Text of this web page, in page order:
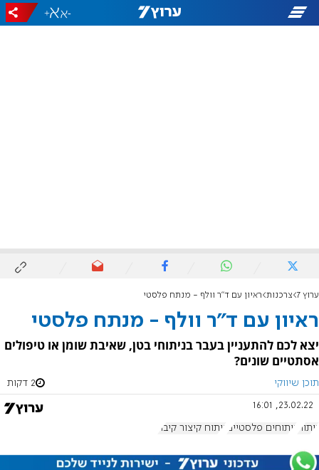
-
+
ערוץ 7 צרכנות ראיון עם ד"ר וולף - מנתח פלסטי
ראיון עם ד"ר וולף - מנתח פלסטי
יצא לכם להתעניין בעבר בניתוחי בטן, שאיבת שומן או טיפולים
אסתטיים שונים?
תוכן שיווקי 2 דקות
23.02.22, 16:01
ניתוח ניתוחים פלסטיים ניתוח קיצור קיבה